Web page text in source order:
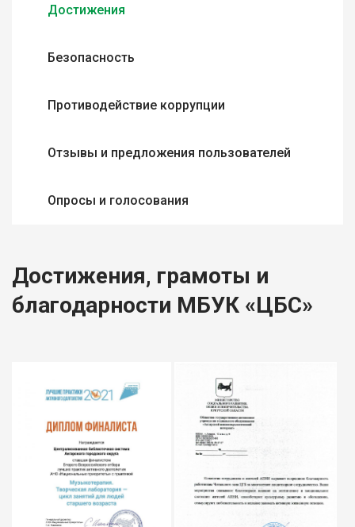
Достижения
Безопасность
Противодействие коррупции
Отзывы и предложения пользователей
Опросы и голосования
Достижения, грамоты и
благодарности МБУК «ЦБС»